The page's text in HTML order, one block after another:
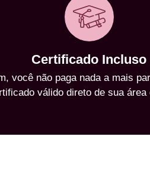
Certificado Incluso
você não paga nada a mais
válido direto de sua área